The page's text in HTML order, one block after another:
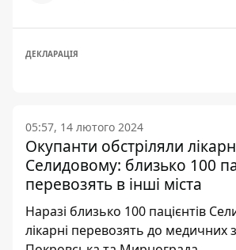
ДЕКЛАРАЦІЯ
05:57, 14 лютого 2024
Окупанти обстріляли
Селидовому: близько 100
перевозять в інші міста
Наразі близько 100 пацієнтів
лікарні перевозять до медичних